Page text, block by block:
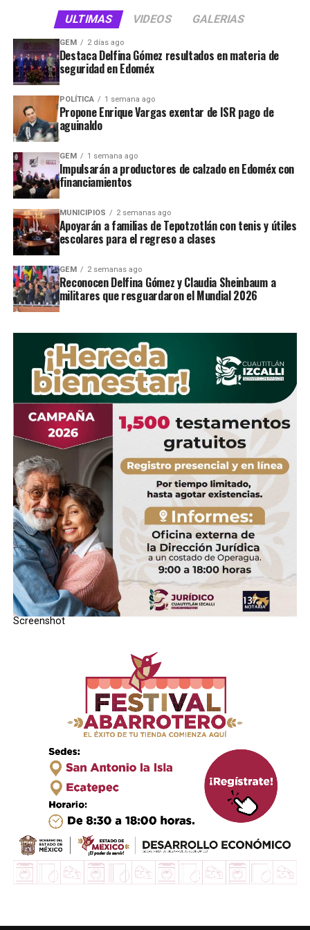
Finalmente, recordó que en este proyecto también se
contempla la adecuación de un sendero ecológico y la
rehabilitación del camino a los Cipreses.
RELATED TOPICS: DESTACADA DESTACADAS
PRINCIPAL
PRINCIPALES
UP NEXT
Entrega “Gely” equipo y estímulos económicos a policías
de Tepotzotlán
Entrega Ma. De los Angeles Zuppa Villegas “Gely”
apoyos económicos a 600 tepotzotlenses con
discapacidad
STAFF / Zona Cero Noticias
ULTIMAS VIDEOS GALERIAS
GEM 2 días ago
Destaca Delfina Gómez resultados en materia de
seguridad en Edoméx
POLÍTICA 1 semana ago
Propone Enrique Vargas exentar de ISR pago de
aguinaldo
GEM 1 semana ago
Impulsarán a productores de calzado en Edoméx con
financiamientos
MUNICIPIOS 2 semanas ago
Apoyarán a familias de Tepotzotlán con tenis y útiles
escolares para el regreso a clases
GEM 2 semanas ago
Reconocen Delfina Gómez y Claudia Sheinbaum a
militares que resguardaron el Mundial 2026
Screenshot